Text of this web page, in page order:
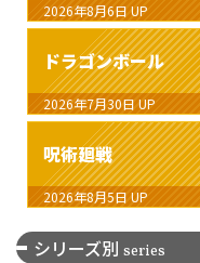
2026年8月6日 UP
ドラゴンボール
2026年7月30日 UP
呪術廻戦
2026年8月5日 UP
シリーズ別 series